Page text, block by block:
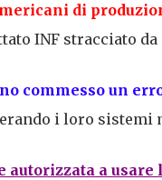
di
INF stracciato da
commesso un
i loro sistemi
autorizzata a